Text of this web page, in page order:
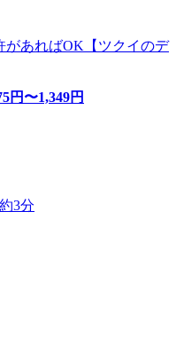
があればOK【ツクイのデ
円〜1,349円
3分